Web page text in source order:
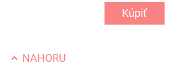
Kúpiť
NAHORU